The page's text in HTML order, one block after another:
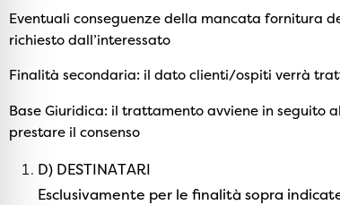
Eventuali conseguenze della mancata fornitura
richiesto dall’interessato
Finalità secondaria: il dato clienti/ospiti verrà
Base Giuridica: il trattamento avviene in seguito
prestare il consenso
D) DESTINATARI
Esclusivamente per le finalità sopra